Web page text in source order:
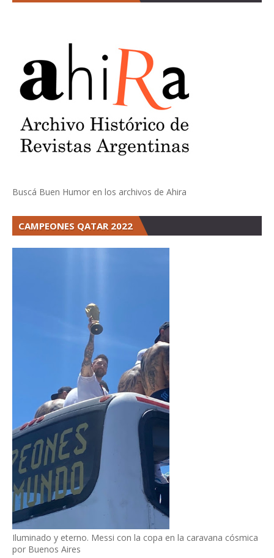
Buscá Buen Humor en los archivos de Ahira
CAMPEONES QATAR 2022
Iluminado y eterno. Messi con la copa en la caravana cósmica
por Buenos Aires